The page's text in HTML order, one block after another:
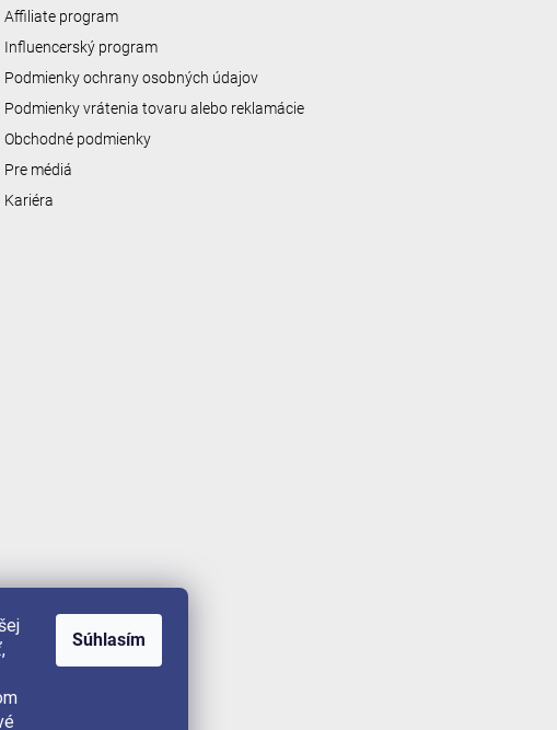
Súhlasím
Affiliate program
Influencerský program
Podmienky ochrany osobných údajov
Podmienky vrátenia tovaru alebo reklamácie
Obchodné podmienky
Pre médiá
Kariéra